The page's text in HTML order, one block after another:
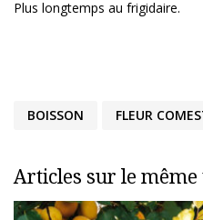
Plus longtemps au frigidaire.
BOISSON FLEUR
Articles sur le même